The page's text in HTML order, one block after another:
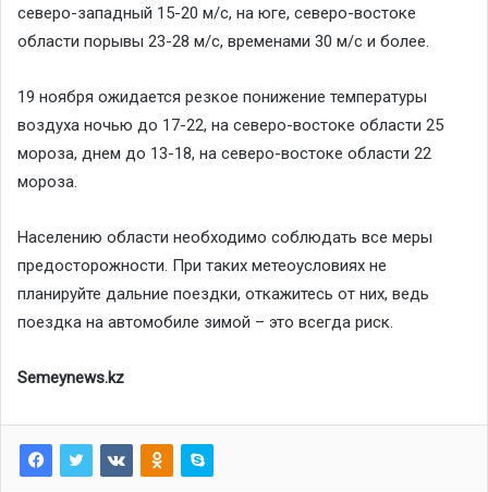
северо-западный 15-20 м/с, на юге, северо-востоке
области порывы 23-28 м/с, временами 30 м/с и более.
19 ноября ожидается резкое понижение температуры
воздуха ночью до 17-22, на северо-востоке области 25
мороза, днем до 13-18, на северо-востоке области 22
мороза.
Населению области необходимо соблюдать все меры
предосторожности. При таких метеоусловиях не
планируйте дальние поездки, откажитесь от них, ведь
поездка на автомобиле зимой – это всегда риск.
Semeynews.kz